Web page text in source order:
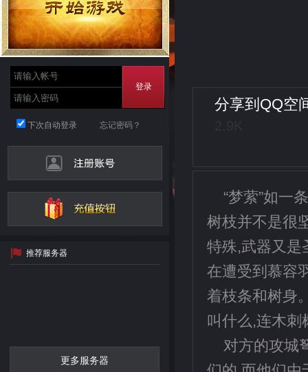
下次自动登录 忘记密码？
登录
推荐服务器
更多服务器
分享到 QQ空
“梦萦”如一
树枝并不是很
特殊,武器又是
在遭受到慕容
着枝条和树身
叫什么,连木刺
对方的攻城